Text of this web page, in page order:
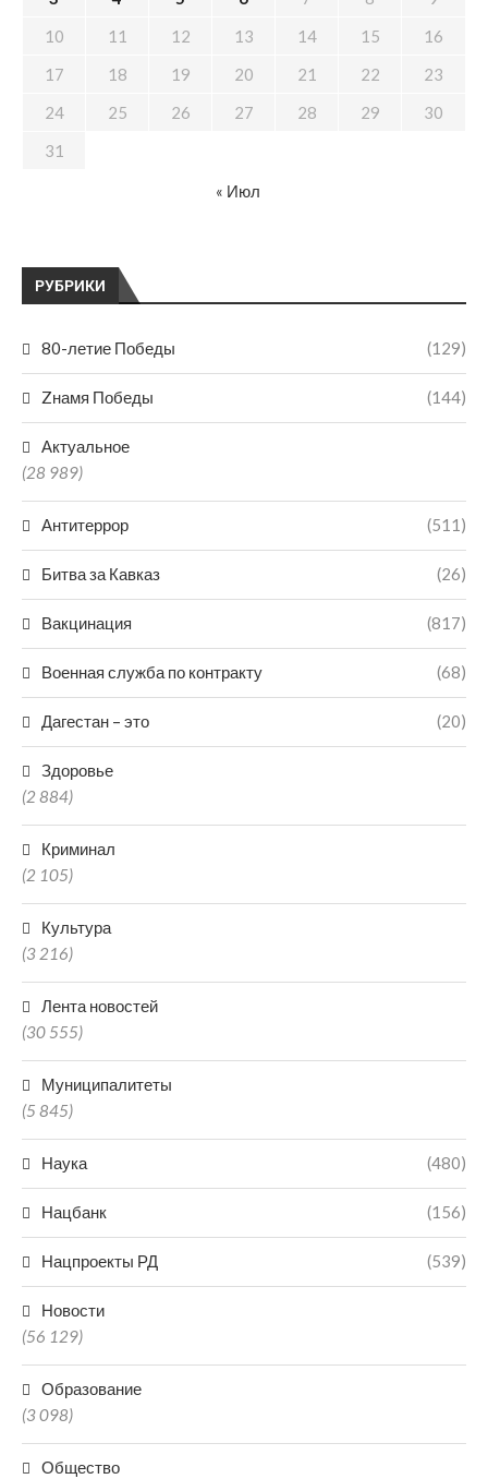
РУБРИКИ
80-летие Победы (129)
Zнамя Победы (144)
Актуальное
(28 989)
Антитеррор (511)
Битва за Кавказ (26)
Вакцинация (817)
Военная служба по контракту (68)
Дагестан – это (20)
Здоровье
(2 884)
Криминал
(2 105)
Культура
(3 216)
Лента новостей
(30 555)
Муниципалитеты
(5 845)
Наука (480)
Нацбанк (156)
Нацпроекты РД (539)
Новости
(56 129)
Образование
(3 098)
Общество
10
11 12 13 14 15
16
17
18 19 20 21 22
23
24
25 26 27 28 29
30
31
« Июл